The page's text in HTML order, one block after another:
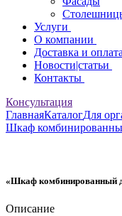
Услуги
О компании
Доставка и оплата
Новости|статьи
Контакты
Консультация
ГлавнаяКаталогДля
Шкаф
«Шкаф комбинированный
Описание